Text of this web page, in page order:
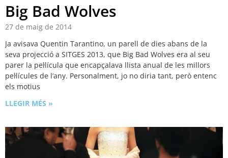
Big Bad Wolves
27 de maig de 2014
Ja avisava Quentin Tarantino, un parell de dies abans de la
seva projecció a SITGES 2013, que Big Bad Wolves era al seu
parer la pel·lícula que encapçalava llista anual de les millors
pel·lícules de l’any. Personalment, jo no diria tant, però entenc
els motius
LLEGIR MÉS »